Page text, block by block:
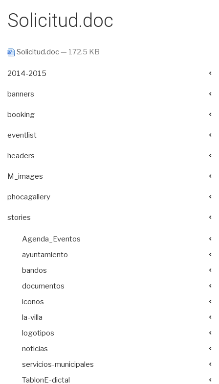
Solicitud.doc
Solicitud.doc— 172.5 KB
2014-2015
banners
booking
eventlist
headers
M_images
phocagallery
stories
Agenda_Eventos
ayuntamiento
bandos
documentos
iconos
la-villa
logotipos
noticias
servicios-municipales
TablonE-dictal